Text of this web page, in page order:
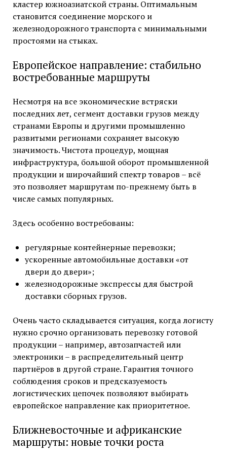
кластер южноазиатской страны. Оптимальным
становится соединение морского и
железнодорожного транспорта с минимальными
простоями на стыках.
Европейское направление: стабильно
востребованные маршруты
Несмотря на все экономические встряски
последних лет, сегмент доставки грузов между
странами Европы и другими промышленно
развитыми регионами сохраняет высокую
значимость. Чистота процедур, мощная
инфраструктура, большой оборот промышленной
продукции и широчайший спектр товаров – всё
это позволяет маршрутам по-прежнему быть в
числе самых популярных.
Здесь особенно востребованы:
регулярные контейнерные перевозки;
ускоренные автомобильные доставки «от
двери до двери»;
железнодорожные экспрессы для быстрой
доставки сборных грузов.
Очень часто складывается ситуация, когда логисту
нужно срочно организовать перевозку готовой
продукции – например, автозапчастей или
электроники – в распределительный центр
партнёров в другой стране. Гарантия точного
соблюдения сроков и предсказуемость
логистических цепочек позволяют выбирать
европейское направление как приоритетное.
Ближневосточные и африканские
маршруты: новые точки роста